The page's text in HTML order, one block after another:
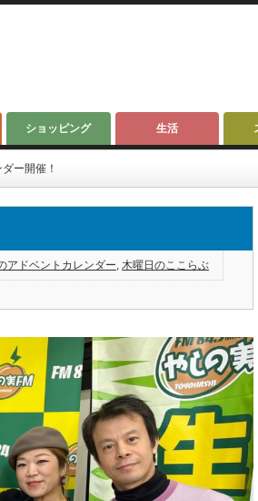
ショッピング 生活
ー開催！
アドベントカレンダー, 木曜日のここらぶ